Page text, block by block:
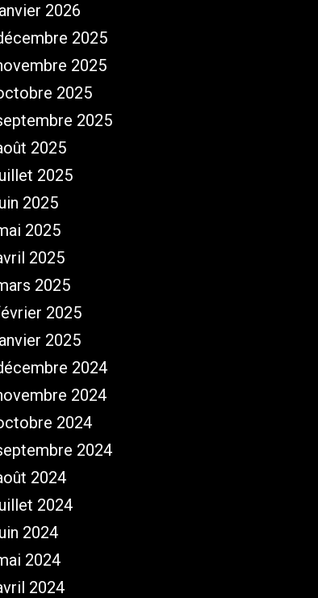
2026
2025
2025
2025
2025
2025
2025
2025
2025
2025
2025
2025
2025
2024
2024
2024
2024
2024
2024
2024
2024
2024